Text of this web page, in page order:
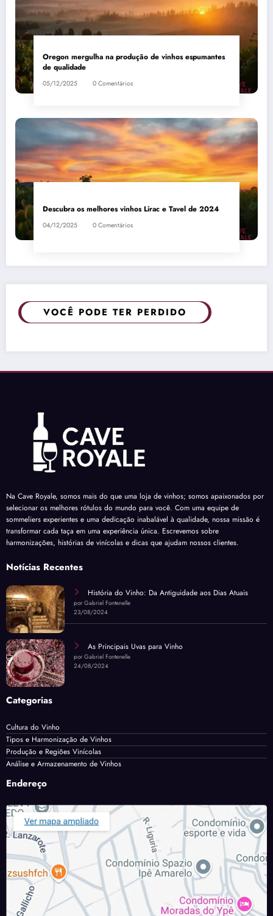
Oregon mergulha na produção de vinhos espumantes
de qualidade
05/12/2025 0 Comentários
Descubra os melhores vinhos Lirac e Tavel de 2024
04/12/2025 0 Comentários
VOCÊ PODE TER PERDIDO
Na Cave Royale, somos mais do que uma loja de vinhos; somos apaixonados por
selecionar os melhores rótulos do mundo para você. Com uma equipe de
sommeliers experientes e uma dedicação inabalável à qualidade, nossa missão é
transformar cada taça em uma experiência única. Escrevemos sobre
harmonizações, histórias de vinícolas e dicas que ajudam nossos clientes.
Notícias Recentes
História do Vinho: Da Antiguidade aos Dias Atuais
por Gabriel Fontenelle
23/08/2024
As Principais Uvas para Vinho
por Gabriel Fontenelle
24/08/2024
Categorias
Cultura do Vinho
Tipos e Harmonização de Vinhos
Produção e Regiões Vinícolas
Análise e Armazenamento de Vinhos
Endereço